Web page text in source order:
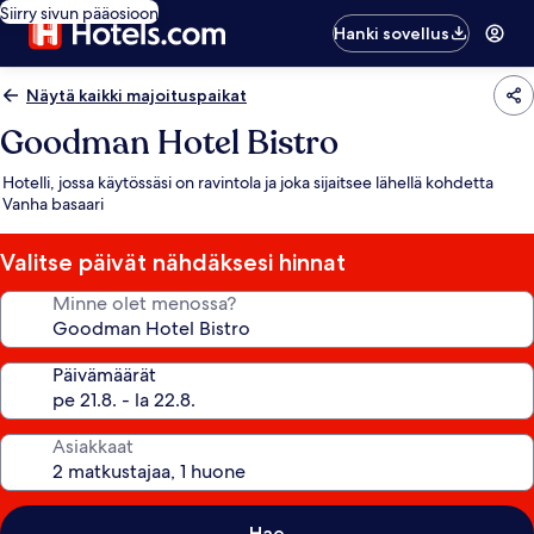
Siirry sivun pääosioon
Hanki sovellus
Näytä kaikki majoituspaikat
Goodman Hotel Bistro
Hotelli, jossa käytössäsi on ravintola ja joka sijaitsee lähellä kohdetta
Vanha basaari
Valitse päivät nähdäksesi hinnat
Minne olet menossa?
Päivämäärät
Asiakkaat